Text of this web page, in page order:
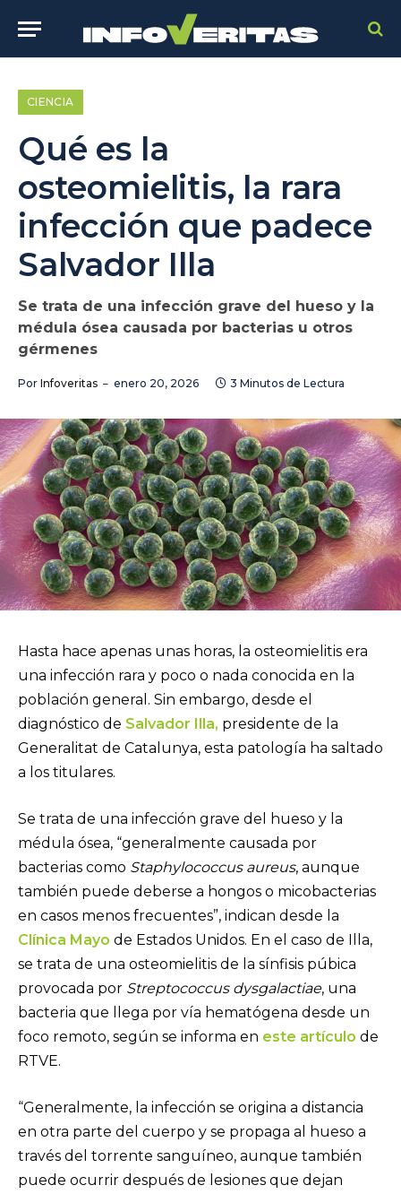
CIENCIA
Qué es la
osteomielitis, la rara
infección que padece
Salvador Illa
Se trata de una infección grave del hueso y la
médula ósea causada por bacterias u otros
gérmenes
Por Infoveritas enero 20, 2026 3 Minutos de Lectura
Hasta hace apenas unas horas, la osteomielitis era
una infección rara y poco o nada conocida en la
población general. Sin embargo, desde el
diagnóstico de Salvador Illa, presidente de la
Generalitat de Catalunya, esta patología ha saltado
a los titulares.
​Se trata de una infección grave del hueso y la
médula ósea, “generalmente causada por
bacterias como Staphylococcus aureus, aunque
también puede deberse a hongos o micobacterias
en casos menos frecuentes”, indican desde la
Clínica Mayo de Estados Unidos. En el caso de Illa,
se trata de una osteomielitis de la sínfisis púbica
provocada por Streptococcus dysgalactiae, una
bacteria que llega por vía hematógena desde un
foco remoto, según se informa en este artículo de
RTVE.
​“Generalmente, la infección se origina a distancia
en otra parte del cuerpo y se propaga al hueso a
través del torrente sanguíneo, aunque también
puede ocurrir después de lesiones que dejan